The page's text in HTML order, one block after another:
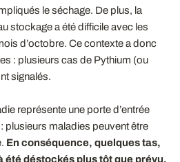
le séchage. De plus, la
stockage a été difficile avec les
d’octobre. Ce contexte a donc
: plusieurs cas de Pythium (ou
signalés.
représente une porte d’entrée
plusieurs maladies peuvent être
En conséquence, quelques tas,
été déstockés plus tôt que prévu.